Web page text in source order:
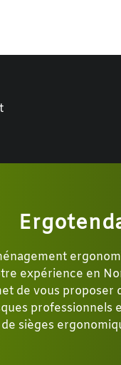
expérience en
de vous proposer
professionnels
sièges